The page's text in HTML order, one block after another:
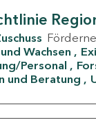
Wachsen
Personal
und Beratung